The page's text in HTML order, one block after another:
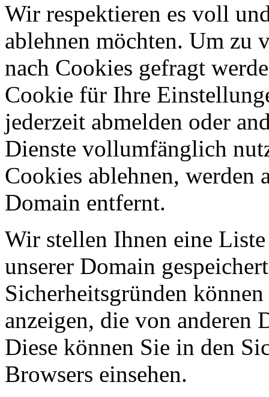
Wir respektieren es voll
ablehnen möchten. Um zu
nach Cookies gefragt
Cookie für Ihre
jederzeit abmelden oder
Dienste vollumfänglich
Cookies ablehnen, werden
Domain entfernt.
Wir stellen Ihnen eine
unserer Domain
Sicherheitsgründen
anzeigen, die von anderen
Diese können Sie in den
Browsers einsehen.